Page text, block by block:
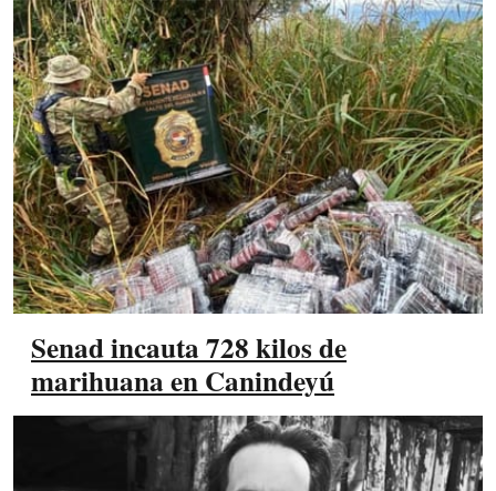
Senad incauta 728 kilos de
marihuana en Canindeyú